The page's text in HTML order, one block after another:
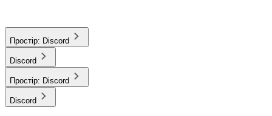
Простір: Discord
Discord
Простір: Discord
Discord